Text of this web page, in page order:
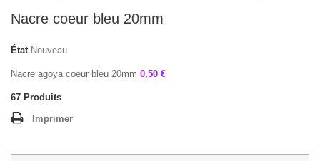
Nacre coeur bleu 20mm
État Nouveau
Nacre agoya coeur bleu 20mm 0,50 €
67 Produits
Imprimer